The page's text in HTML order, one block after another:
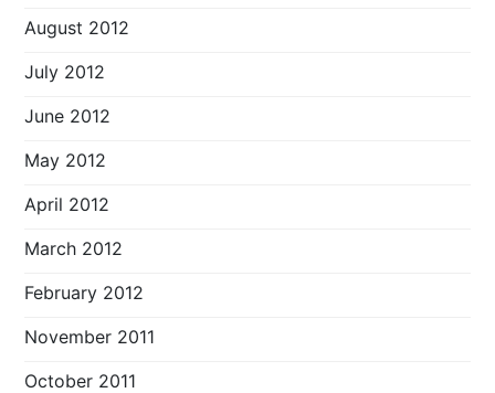
August 2012
July 2012
June 2012
May 2012
April 2012
March 2012
February 2012
November 2011
October 2011